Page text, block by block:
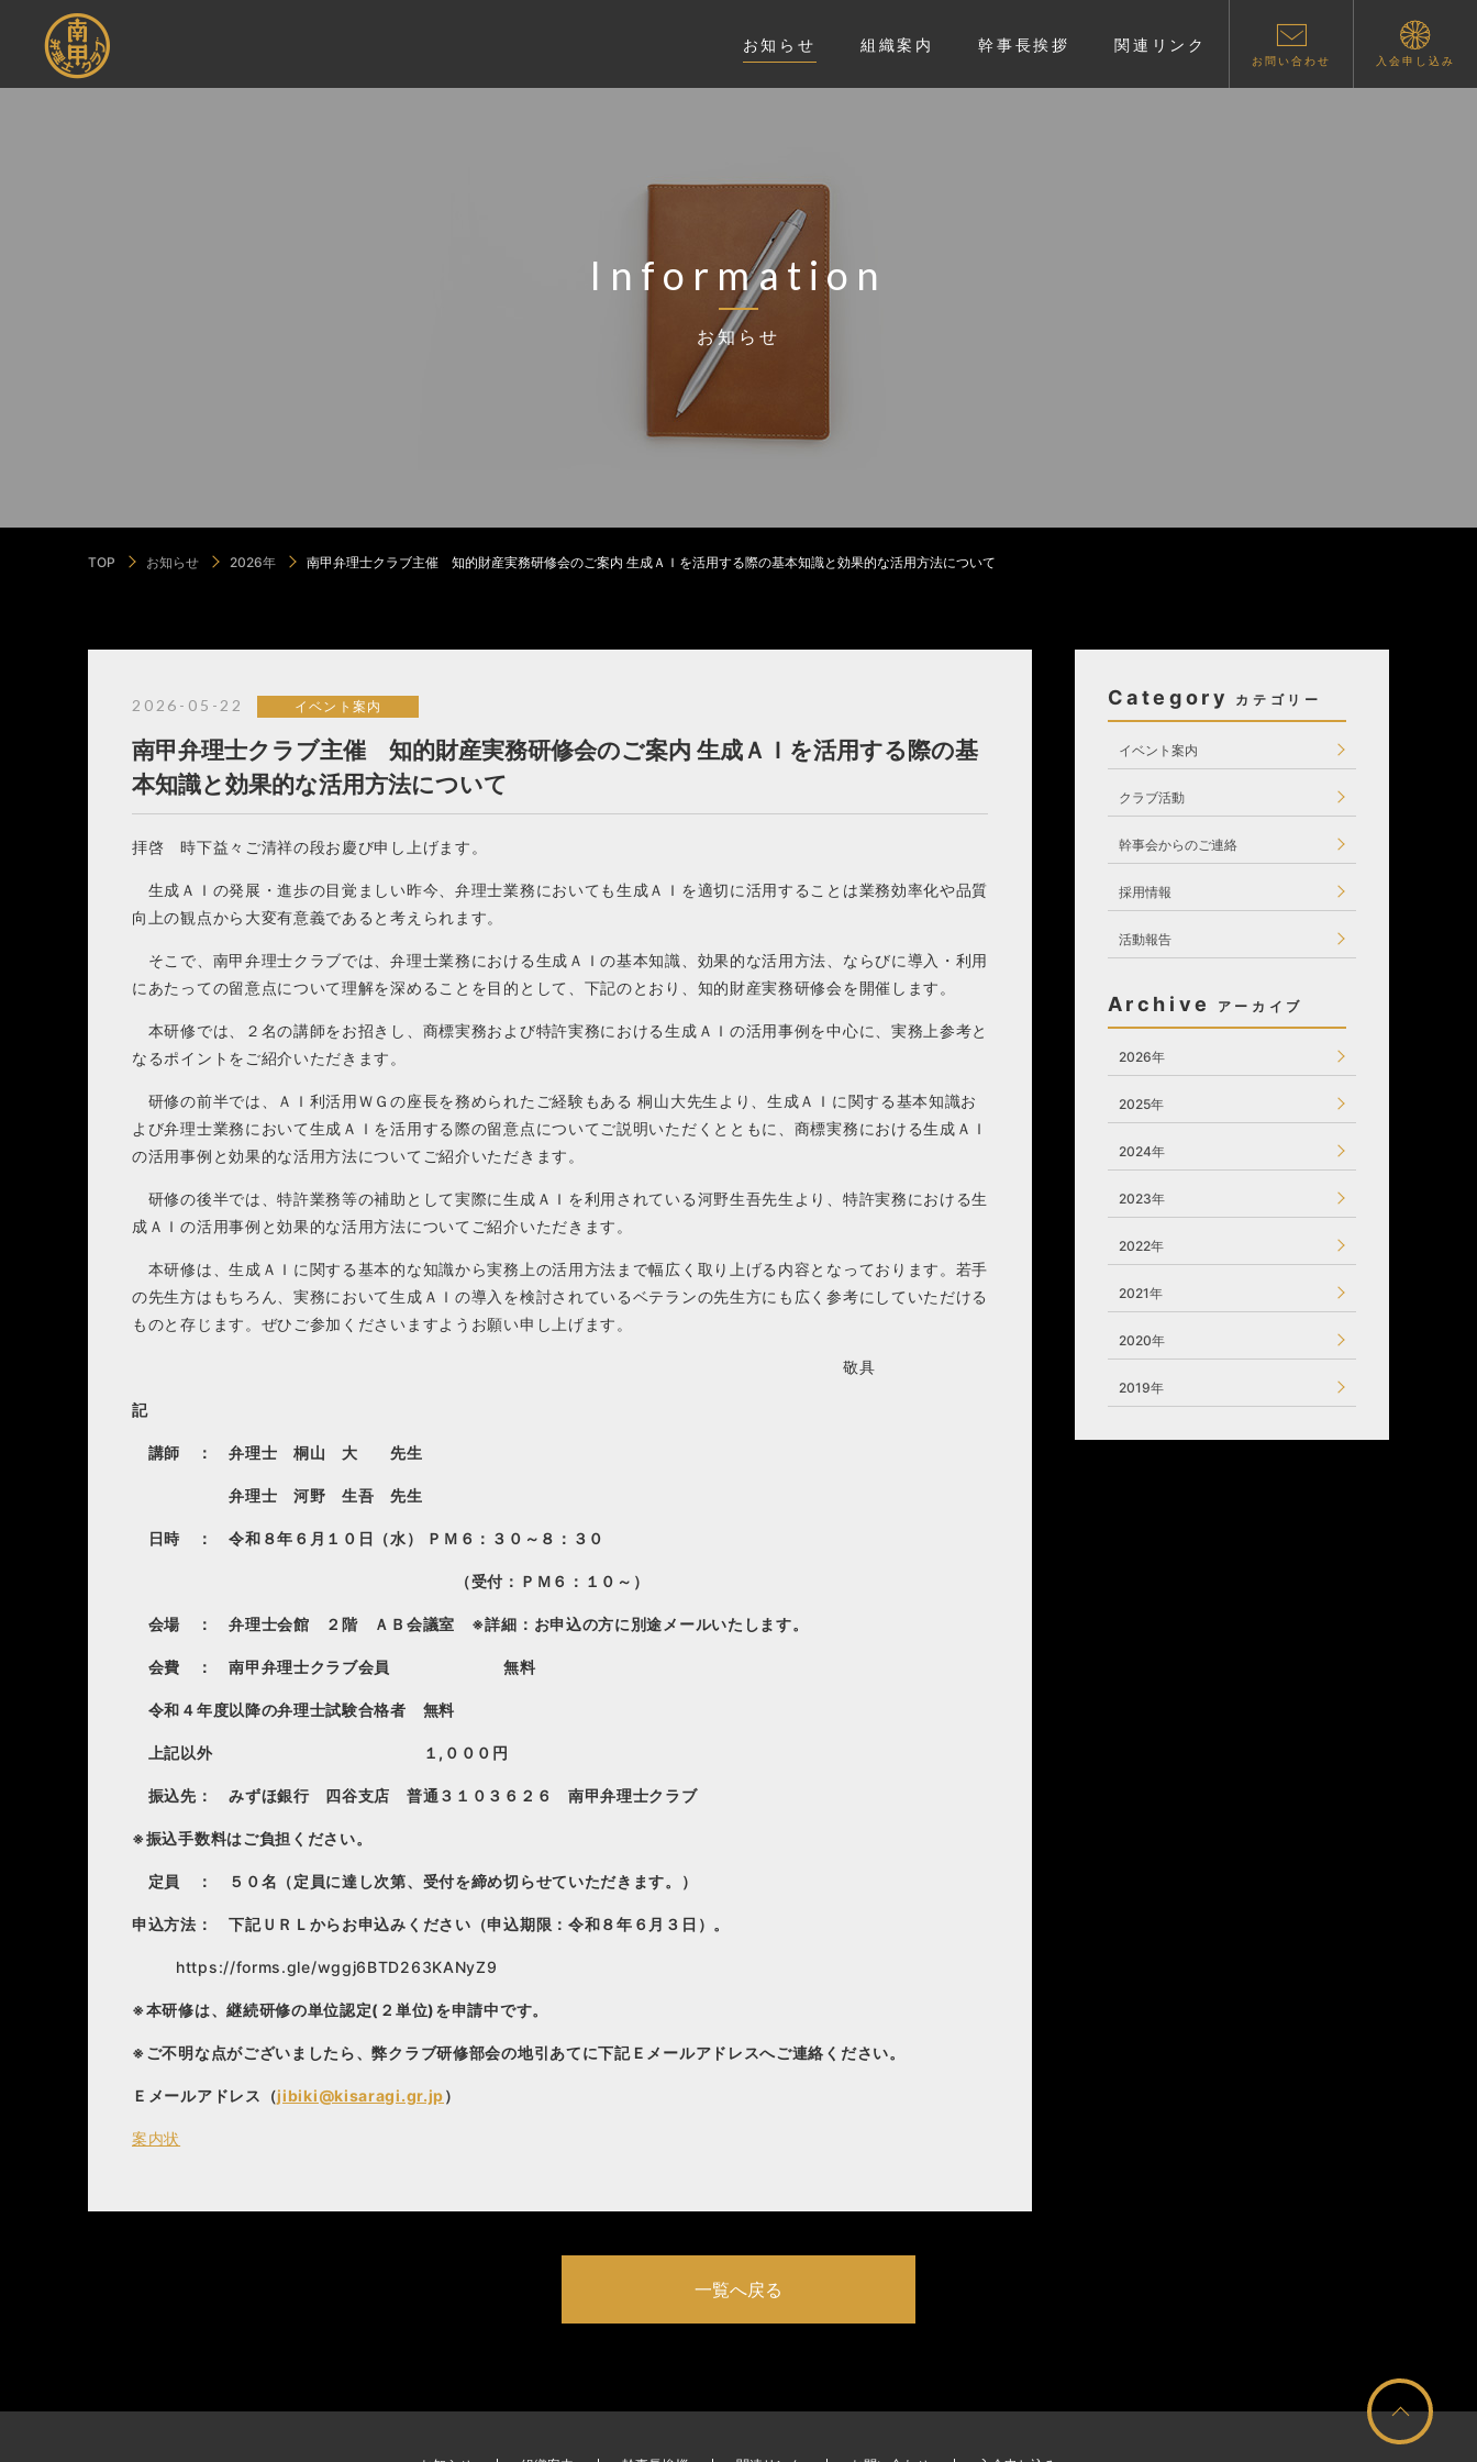
お知らせ 組織案内 幹事長挨拶 関連リンク
お問い合わせ 入会申し込み
Information
お知らせ
TOP お知らせ 2026年 南甲弁理士クラブ主催 知的財産実務研修会のご案内 生成ＡＩを活用する際の基本知識と効果的な活用方法について
2026-05-22 イベント案内
南甲弁理士クラブ主催 知的財産実務研修会のご案内 生成ＡＩを活用する際の基
本知識と効果的な活用方法について
拝啓 時下益々ご清祥の段お慶び申し上げます。
生成ＡＩの発展・進歩の目覚ましい昨今、弁理士業務においても生成ＡＩを適切に活用することは業務効率化や品質
向上の観点から大変有意義であると考えられます。
そこで、南甲弁理士クラブでは、弁理士業務における生成ＡＩの基本知識、効果的な活用方法、ならびに導入・利用
にあたっての留意点について理解を深めることを目的として、下記のとおり、知的財産実務研修会を開催します。
本研修では、２名の講師をお招きし、商標実務および特許実務における生成ＡＩの活用事例を中心に、実務上参考と
なるポイントをご紹介いただきます。
研修の前半では、ＡＩ利活用ＷＧの座長を務められたご経験もある 桐山大先生より、生成ＡＩに関する基本知識お
よび弁理士業務において生成ＡＩを活用する際の留意点についてご説明いただくとともに、商標実務における生成ＡＩ
の活用事例と効果的な活用方法についてご紹介いただきます。
研修の後半では、特許業務等の補助として実際に生成ＡＩを利用されている河野生吾先生より、特許実務における生
成ＡＩの活用事例と効果的な活用方法についてご紹介いただきます。
本研修は、生成ＡＩに関する基本的な知識から実務上の活用方法まで幅広く取り上げる内容となっております。若手
の先生方はもちろん、実務において生成ＡＩの導入を検討されているベテランの先生方にも広く参考にしていただける
ものと存じます。ぜひご参加くださいますようお願い申し上げます。
敬具
記
講師 ：弁理士 桐山 大 先生
弁理士 河野 生吾 先生
日時 ： 令和８年６月１０日（水） ＰＭ６：３０～８：３０
（受付：ＰＭ６：１０～）
会場 ： 弁理士会館 ２階 ＡＢ会議室 ※詳細：お申込の方に別途メールいたします。
会費 ： 南甲弁理士クラブ会員 無料
令和４年度以降の弁理士試験合格者 無料
上記以外 １,０００円
振込先： みずほ銀行 四谷支店 普通３１０３６２６ 南甲弁理士クラブ
※振込手数料はご負担ください。
定員 ： ５０名（定員に達し次第、受付を締め切らせていただきます。）
申込方法： 下記ＵＲＬからお申込みください（申込期限：令和８年６月３日）。
https://forms.gle/wggj6BTD263KANyZ9
※本研修は、継続研修の単位認定(２単位)を申請中です。
※ご不明な点がございましたら、弊クラブ研修部会の地引あてに下記Ｅメールアドレスへご連絡ください。
Ｅメールアドレス（jibiki@kisaragi.gr.jp）
案内状
Category
イベント案内
クラブ活動
幹事会からのご連絡
採用情報
活動報告
Archive
2026年
2025年
2024年
2023年
2022年
2021年
2020年
2019年
一覧へ戻る